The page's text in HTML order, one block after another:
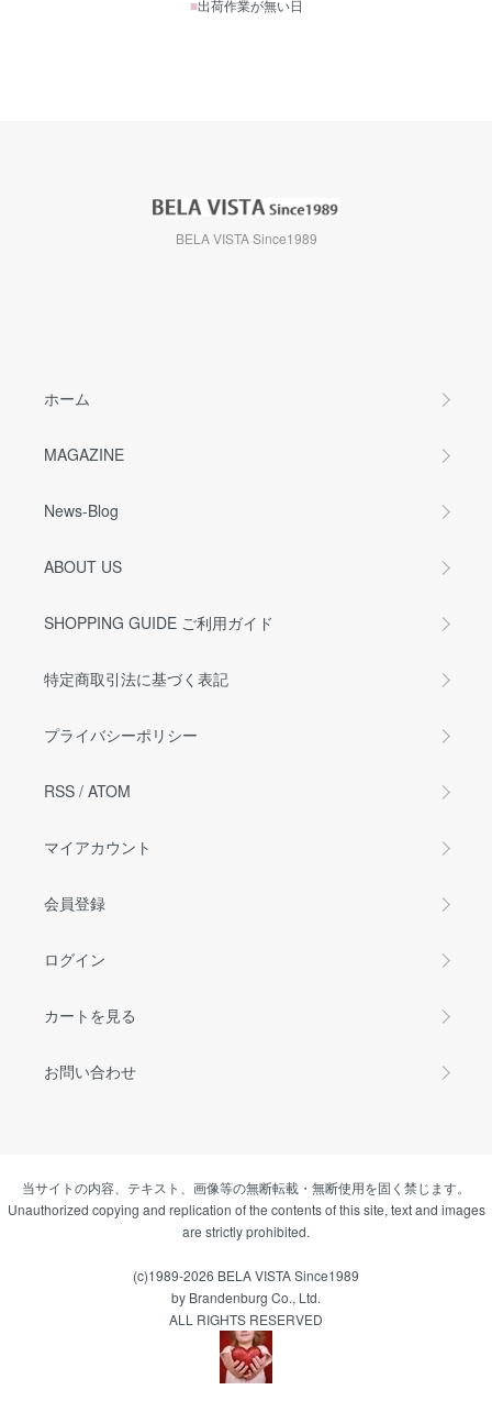
■出荷作業が無い日
BELA VISTA Since1989
ホーム
MAGAZINE
News-Blog
ABOUT US
SHOPPING GUIDE ご利用ガイド
特定商取引法に基づく表記
プライバシーポリシー
RSS / ATOM
マイアカウント
会員登録
ログイン
カートを見る
お問い合わせ
当サイトの内容、テキスト、画像等の無断転載・無断使用を固く禁じます。
Unauthorized copying and replication of the contents of this site, text and images
are strictly prohibited.
(c)1989-2026 BELA VISTA Since1989
by Brandenburg Co., Ltd.
ALL RIGHTS RESERVED